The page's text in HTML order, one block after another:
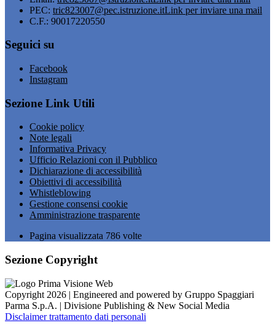
PEC: tric823007@pec.istruzione.itLink per inviare una mail
C.F.: 90017220550
Seguici su
Facebook
Instagram
Sezione Link Utili
Cookie policy
Note legali
Informativa Privacy
Ufficio Relazioni con il Pubblico
Dichiarazione di accessibilità
Obiettivi di accessibilità
Whistleblowing
Gestione consensi cookie
Amministrazione trasparente
Pagina visualizzata 786 volte
Sezione Copyright
Copyright 2026 | Engineered and powered by Gruppo Spaggiari
Parma S.p.A. | Divisione Publishing & New Social Media
Disclaimer trattamento dati personali